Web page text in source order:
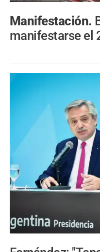
Manifestación.
manifestarse el